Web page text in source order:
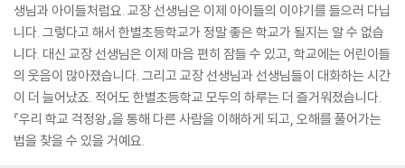
생님과 아이들처럼요. 교장 선생님은 이제 아이들의 이야기를 들으러 다닙
니다. 그렇다고 해서 한별초등학교가 정말 좋은 학교가 될지는 알 수 없습
니다. 대신 교장 선생님은 이제 마음 편히 잠들 수 있고, 학교에는 어린이들
의 웃음이 많아졌습니다. 그리고 교장 선생님과 선생님들이 대화하는 시간
이 더 늘어났죠. 적어도 한별초등학교 모두의 하루는 더 즐거워졌습니다.
『우리 학교 걱정왕』을 통해 다른 사람을 이해하게 되고, 오해를 풀어가는
법을 찾을 수 있을 거예요.